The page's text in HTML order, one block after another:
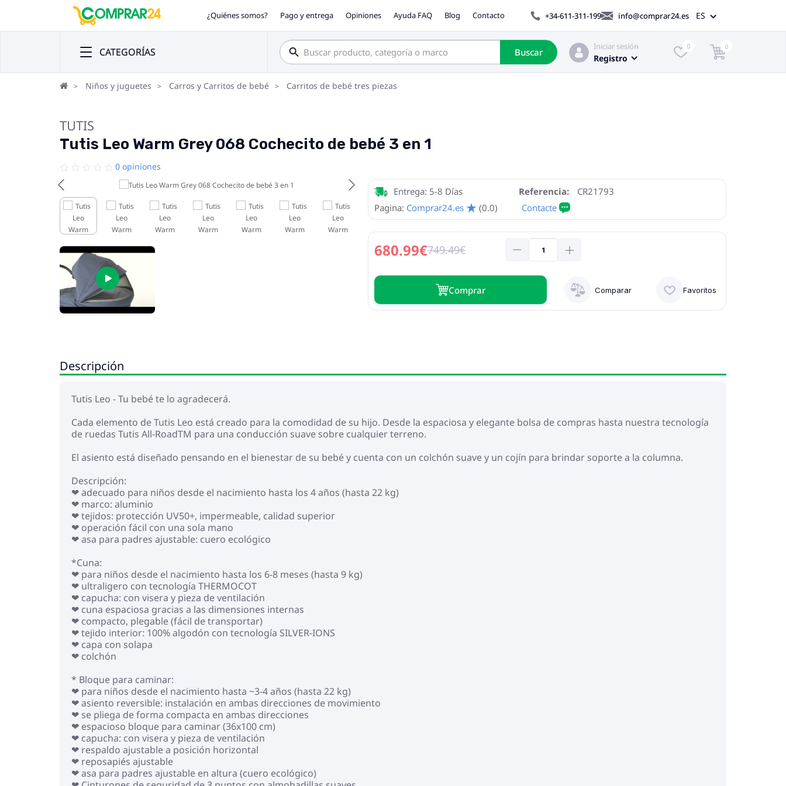
¿Quiénes somos? Pago y entrega Opiniones Ayuda FAQ Blog Contacto +34-611-311-199 info@comprar24.es ES
CATEGORÍAS Buscar
Iniciar sesión
Registro
0 0
Niños y juguetes Carros y Carritos de bebé Carritos de bebé tres piezas
TUTIS
Tutis Leo Warm Grey 068 Cochecito de bebé 3 en 1
0 opiniones
Entrega: 5-8 Días Referencia:
CR21793
Pagina: Comprar24.es (0.0)
680.99€749.49€
Сomprar Favoritos
Comparar
Descripción
Tutis Leo - Tu bebé te lo agradecerá.
Cada elemento de Tutis Leo está creado para la comodidad de su hijo. Desde la espaciosa y elegante bolsa de compras hasta nuestra tecnología
de ruedas Tutis All-RoadTM para una conducción suave sobre cualquier terreno.
El asiento está diseñado pensando en el bienestar de su bebé y cuenta con un colchón suave y un cojín para brindar soporte a la columna.
Descripción:
❤ adecuado para niños desde el nacimiento hasta los 4 años (hasta 22 kg)
❤ marco: aluminio
❤ tejidos: protección UV50+, impermeable, calidad superior
❤ operación fácil con una sola mano
❤ asa para padres ajustable: cuero ecológico
*Cuna:
❤ para niños desde el nacimiento hasta los 6-8 meses (hasta 9 kg)
❤ ultraligero con tecnología THERMOCOT
❤ capucha: con visera y pieza de ventilación
❤ cuna espaciosa gracias a las dimensiones internas
❤ compacto, plegable (fácil de transportar)
❤ tejido interior: 100% algodón con tecnología SILVER-IONS
❤ capa con solapa
❤ colchón
* Bloque para caminar:
❤ para niños desde el nacimiento hasta ~3-4 años (hasta 22 kg)
❤ asiento reversible: instalación en ambas direcciones de movimiento
❤ se pliega de forma compacta en ambas direcciones
❤ espacioso bloque para caminar (36x100 cm)
❤ capucha: con visera y pieza de ventilación
❤ respaldo ajustable a posición horizontal
❤ reposapiés ajustable
❤ asa para padres ajustable en altura (cuero ecológico)